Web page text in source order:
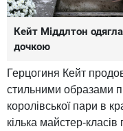
Кейт Міддлтон
дочкою
Герцогиня Кейт
стильними образами
королівської пари в
кілька майстер-